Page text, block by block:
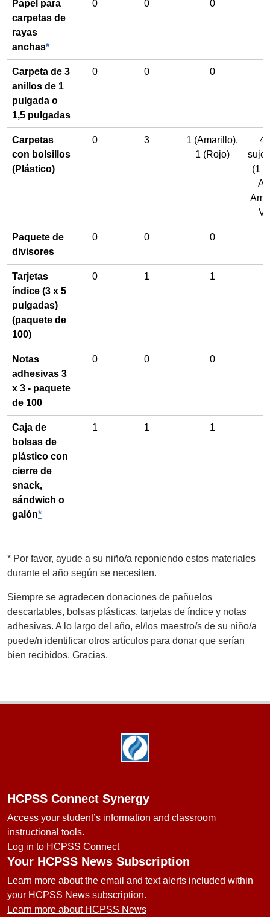
Papel para
carpetas de
rayas
anchas*
0 0 0
Carpeta de 3
anillos de 1
pulgada o
1,5 pulgadas
0 0 0
Carpetas
con bolsillos
(Plástico)
0 3 1 (Amarillo),
1 (Rojo)
4
(1
Paquete de
divisores
0 0 0
Tarjetas
índice (3 x 5
pulgadas)
(paquete de
100)
0 1 1
Notas
adhesivas 3
x 3 - paquete
de 100
0 0 0
Caja de
bolsas de
plástico con
cierre de
snack,
sándwich o
galón*
1 1 1
* Por favor, ayude a su niño/a reponiendo estos materiales
durante el año según se necesiten.
Siempre se agradecen donaciones de pañuelos
descartables, bolsas plásticas, tarjetas de índice y notas
adhesivas. A lo largo del año, el/los maestro/s de su niño/a
puede/n identificar otros artículos para donar que serían
bien recibidos. Gracias.
HCPSS Connect Synergy
Access your student’s information and classroom
instructional tools.
Log in to HCPSS Connect
Your HCPSS News Subscription
Learn more about the email and text alerts included within
your HCPSS News subscription.
Learn more about HCPSS News